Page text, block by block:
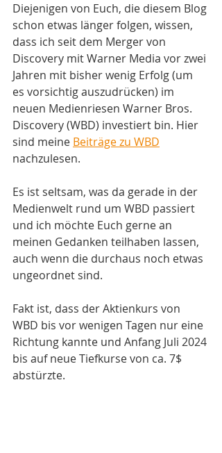
Diejenigen von Euch, die diesem Blog
schon etwas länger folgen, wissen,
dass ich seit dem Merger von
Discovery mit Warner Media vor zwei
Jahren mit bisher wenig Erfolg (um
es vorsichtig auszudrücken) im
neuen Medienriesen Warner Bros.
Discovery (WBD) investiert bin. Hier
sind meine Beiträge zu WBD
nachzulesen.
Es ist seltsam, was da gerade in der
Medienwelt rund um WBD passiert
und ich möchte Euch gerne an
meinen Gedanken teilhaben lassen,
auch wenn die durchaus noch etwas
ungeordnet sind.
Fakt ist, dass der Aktienkurs von
WBD bis vor wenigen Tagen nur eine
Richtung kannte und Anfang Juli 2024
bis auf neue Tiefkurse von ca. 7$
abstürzte.